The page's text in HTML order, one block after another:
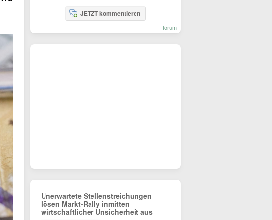
JETZT kommentieren
forum
Unerwartete Stellenstreichungen
lösen Markt-Rally inmitten
wirtschaftlicher Unsicherheit aus